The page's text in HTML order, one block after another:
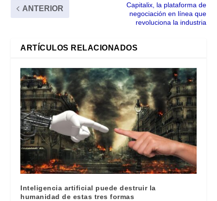
ANTERIOR
Capitalix, la plataforma de
negociación en línea que
revoluciona la industria
ARTÍCULOS RELACIONADOS
Inteligencia artificial puede destruir la
humanidad de estas tres formas